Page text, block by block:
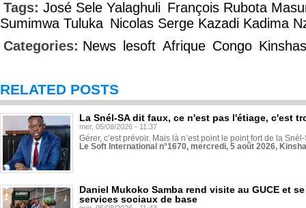
Tags: José Sele Yalaghuli François Rubota
Sumimwa Tuluka Nicolas Serge Kazadi Kadima
Categories: News lesoft Afrique Congo
RELATED POSTS
La Snél-SA dit faux, ce n'est pas l'étiage, c'est
mer, 05/08/2026 - 11:37
Gérer, c’est prévoir. Mais là n’est point le point fort de la
Le Soft International n°1670, mercredi, 5 août 2026,
Daniel Mukoko Samba rend visite au GUCE et
services sociaux de base